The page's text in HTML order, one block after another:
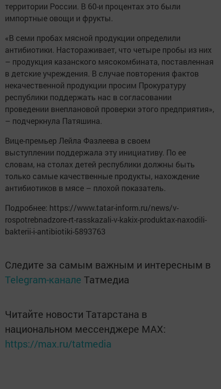
территории России. В 60-и процентах это были
импортные овощи и фрукты.
«В семи пробах мясной продукции определили
антибиотики. Настораживает, что четыре пробы из них
– продукция казанского мясокомбината, поставленная
в детские учреждения. В случае повторения фактов
некачественной продукции просим Прокуратуру
республики поддержать нас в согласовании
проведении внеплановой проверки этого предприятия»,
– подчеркнула Патяшина.
Вице-премьер Лейла Фазлеева в своем
выступлении поддержала эту инициативу. По ее
словам, на столах детей республики должны быть
только самые качественные продукты, нахождение
антибиотиков в мясе – плохой показатель.
Подробнее: https://www.tatar-inform.ru/news/v-
rospotrebnadzore-rt-rasskazali-v-kakix-produktax-naxodili-
bakterii-i-antibiotiki-5893763
Следите за самым важным и интересным в
Telegram-канале Татмедиа
Читайте новости Татарстана в
национальном мессенджере MАХ:
https://max.ru/tatmedia